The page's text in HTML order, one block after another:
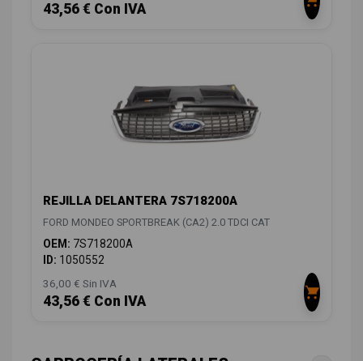
43,56 € Con IVA
REJILLA DELANTERA 7S718200A
FORD MONDEO SPORTBREAK (CA2) 2.0 TDCI CAT
OEM: 7S718200A
ID: 1050552
36,00 € Sin IVA
43,56 € Con IVA